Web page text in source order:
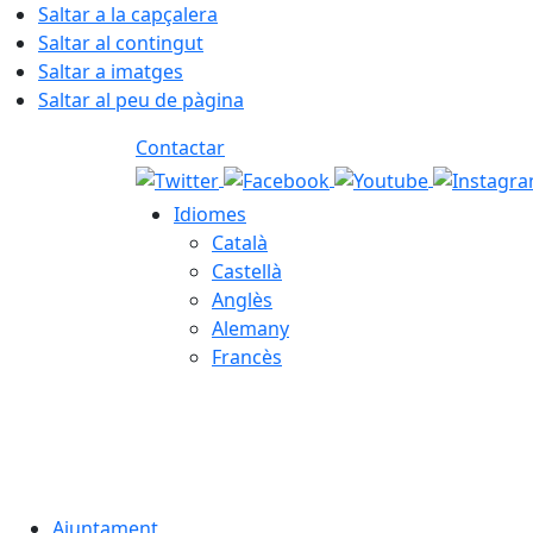
Saltar a la capçalera
Saltar al contingut
Saltar a imatges
Saltar al peu de pàgina
Contactar
Idiomes
Català
Castellà
Anglès
Alemany
Francès